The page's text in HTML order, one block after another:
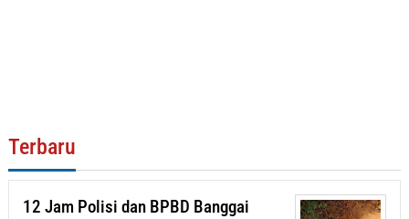
Terbaru
12 Jam Polisi dan BPBD Banggai